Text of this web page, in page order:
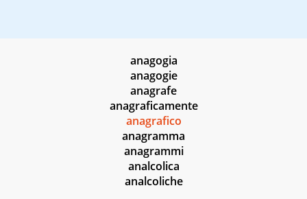
anagogia
anagogie
anagrafe
anagraficamente
anagrafico
anagramma
anagrammi
analcolica
analcoliche